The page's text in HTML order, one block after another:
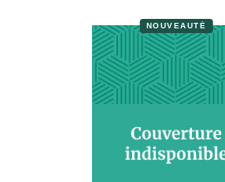
NOUVEAUTÉ